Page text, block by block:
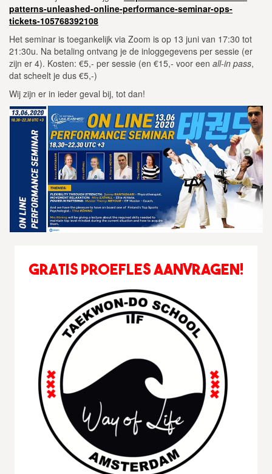
patterns-unleashed-online-performance-seminar-ops-
tickets-105768392108
Het seminar is toegankelijk via Zoom is op 13 juni van 17:30 tot
21:30u. Na betaling ontvang je de inloggegevens per sessie (er
zijn er 4). Kosten: €5,- per sessie (en €15,- voor een all-in pass,
dat scheelt je dus €5,-)
Wij zijn er in ieder geval bij, tot dan!